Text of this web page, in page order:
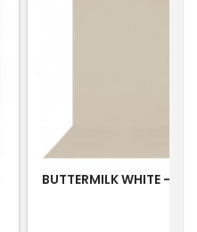
BUTTERMILK WHITE -